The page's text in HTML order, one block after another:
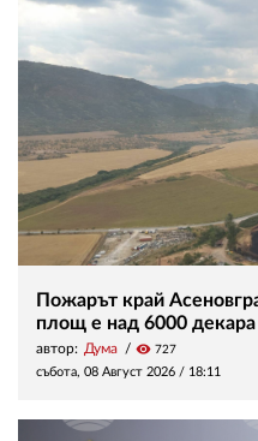
Пожарът край
площ е над 6000 декара
автор: Дума visibility 727
събота, 08 Август 2026 / 18:11